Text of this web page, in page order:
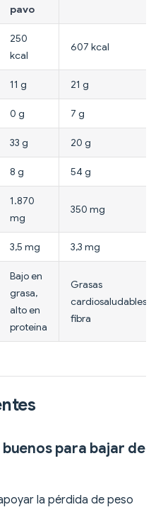
pavo
250
kcal
607 kcal
11 g 21 g
0 g 7 g
33 g 20 g
8 g 54 g
1.870
mg
350 mg
3,5 mg 3,3 mg
Bajo en
grasa,
alto en
proteína
Grasas
cardiosaludables,
fibra
para bajar de
la pérdida de peso